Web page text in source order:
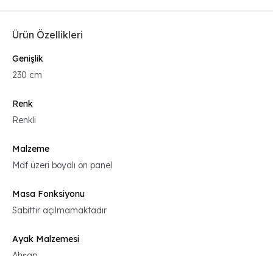
Ürün Özellikleri
Genişlik
230 cm
Renk
Renkli
Malzeme
Mdf üzeri boyalı ön panel
Masa Fonksiyonu
Sabittir açılmamaktadır
Ayak Malzemesi